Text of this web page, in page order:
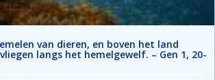
van dieren, en boven het land
langs het hemelgewelf. – Gen 1, 20-